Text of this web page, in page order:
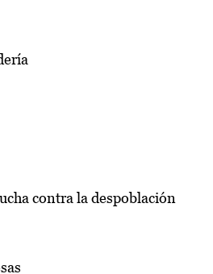
contra la despoblación